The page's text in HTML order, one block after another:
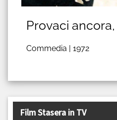
Provaci
Commedia | 1972